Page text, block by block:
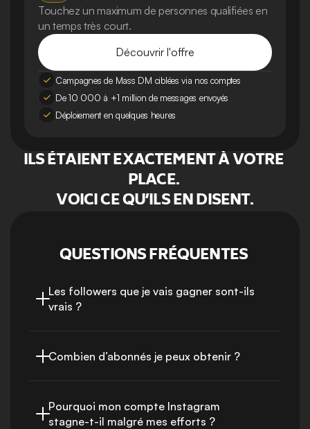
Touchez un maximum de personnes qualifiées en
un temps très court.
Découvrir l'offre
Campagnes de Mass DM ciblées via nos comptes
De 10 000 à +1 million de messages envoyés
Déploiement en quelques heures
ILS ÉTAIENT EXACTEMENT À VOTRE
PLACE.
VOICI CE QU’ILS EN DISENT.
QUESTIONS FRÉQUENTES
Les followers que je vais gagner sont-ils
vrais ?
Combien d’abonnés je peux obtenir ?
Pourquoi mon compte Instagram
stagne-t-il malgré mes efforts ?